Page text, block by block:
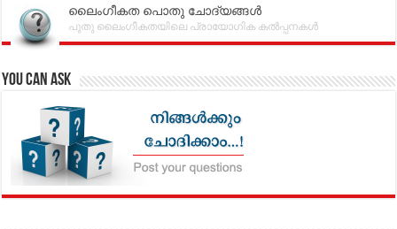
ലൈംഗീകത പൊതു ചോദ്യങ്ങൾ
പുതു ലൈംഗീകതയിലെ പ്രായോഗിക കൽപ്പനകൾ
You can Ask